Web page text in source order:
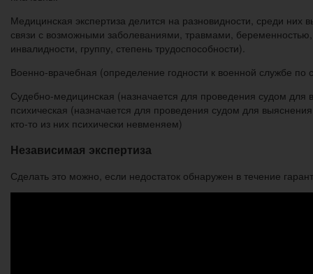
Медицинская экспертиза делится на разновидности, среди
связи с возможными заболеваниями, травмами,
инвалидности, группу, степень трудоспособности).
Военно-врачебная (определение годности к военной службе по
Судебно-медицинская (назначается для проведения судом
психическая (назначается для проведения судом для
кто-то из них психически невменяем)
Независимая экспертиза
Сделать это можно, если недостаток обнаружен в течение